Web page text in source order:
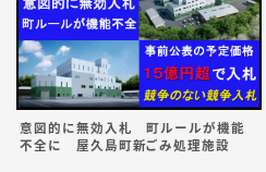
意図的に無効入札 町ルールが機能
不全に 屋久島町新ごみ処理施設